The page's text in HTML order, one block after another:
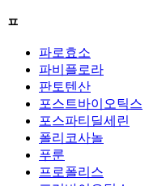
ㅍ
파로효소
파비플로라
판토텐산
포스트바이오틱스
포스파티딜세린
폴리코사놀
푸룬
프로폴리스